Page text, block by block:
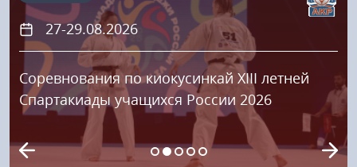
27-29.08.2026
Соревнования по киокусинкай XIII летней
Спартакиады учащихся России 2026